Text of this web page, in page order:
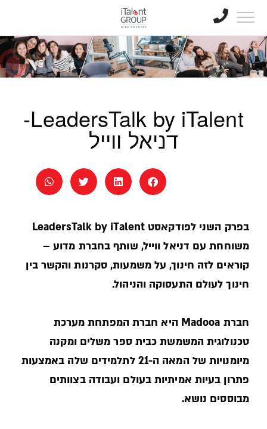
LeadersTalk by iTalent-
דניאל ווייל
בפרק השני לפודקאסט LeadersTalk by iTalent
משוחחת עם דניאל ווייל, שותף בחברת מדוע –
קוראים לזה חינוך, על משמעות, סקרנות והקשר בין
חינוך לעולם התעסוקה והניהול.
חברת Madooa היא חברת המפתחת מערכת
טכנולוגית המשמשת כבית ספר משלים ומקנה
מיומנויות של המאה ה-21 לתלמידים שלה באמצעות
פתרון בעיות אמיתיות בעולם ועבודה בצוותים
מבוססים נושא.